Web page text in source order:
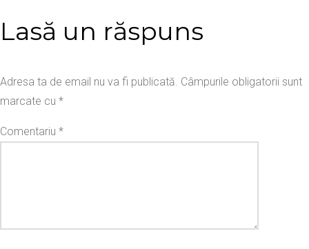
Lasă un răspuns
Adresa ta de email nu va fi publicată. Câmpurile obligatorii sunt
marcate cu *
Comentariu *